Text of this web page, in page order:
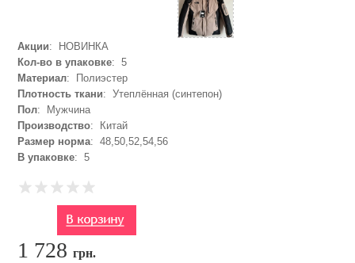
Акции: НОВИНКА
Кол-во в упаковке: 5
Материал: Полиэстер
Плотность ткани: Утеплённая (синтепон)
Пол: Мужчина
Производство: Китай
Размер норма: 48,50,52,54,56
В упаковке: 5
1 728грн.